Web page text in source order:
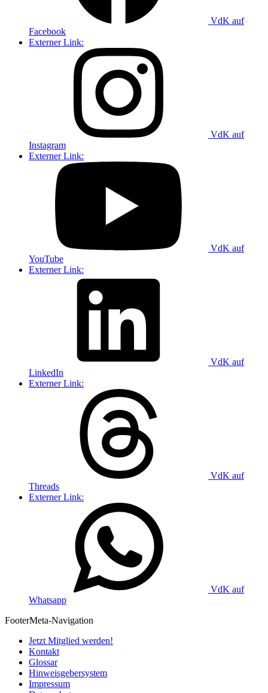
VdK auf
Facebook
Externer Link:
VdK auf
Instagram
Externer Link:
VdK auf
YouTube
Externer Link:
VdK auf
LinkedIn
Externer Link:
VdK auf
Threads
Externer Link:
VdK auf
Whatsapp
FooterMeta-Navigation
Jetzt Mitglied werden!
Kontakt
Glossar
Hinweisgebersystem
Impressum